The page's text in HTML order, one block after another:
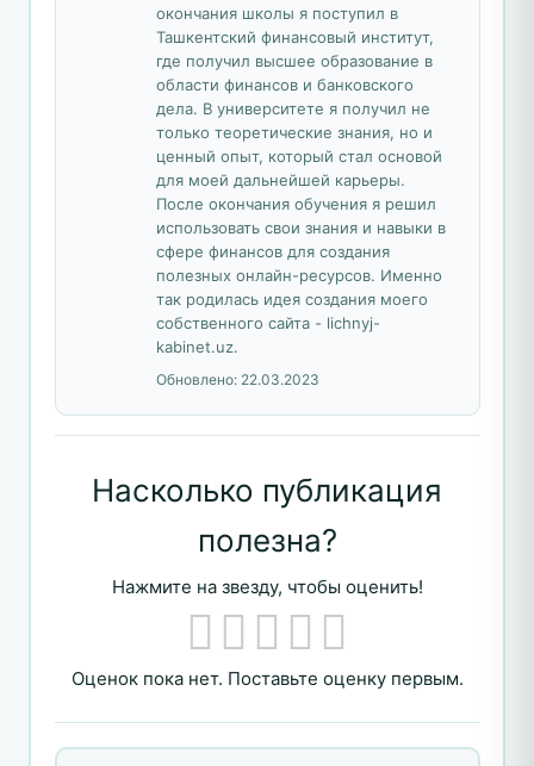
окончания школы я поступил в
Ташкентский финансовый институт,
где получил высшее образование в
области финансов и банковского
дела. В университете я получил не
только теоретические знания, но и
ценный опыт, который стал основой
для моей дальнейшей карьеры.
После окончания обучения я решил
использовать свои знания и навыки в
сфере финансов для создания
полезных онлайн-ресурсов. Именно
так родилась идея создания моего
собственного сайта - lichnyj-
kabinet.uz.
Обновлено: 22.03.2023
Насколько публикация
полезна?
Нажмите на звезду, чтобы оценить!
Оценок пока нет. Поставьте оценку первым.